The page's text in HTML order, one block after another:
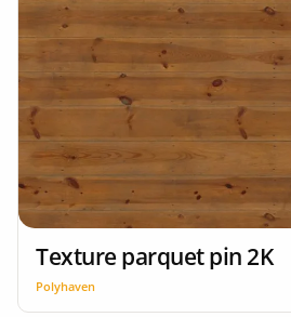
Texture parquet pin 2K
Polyhaven